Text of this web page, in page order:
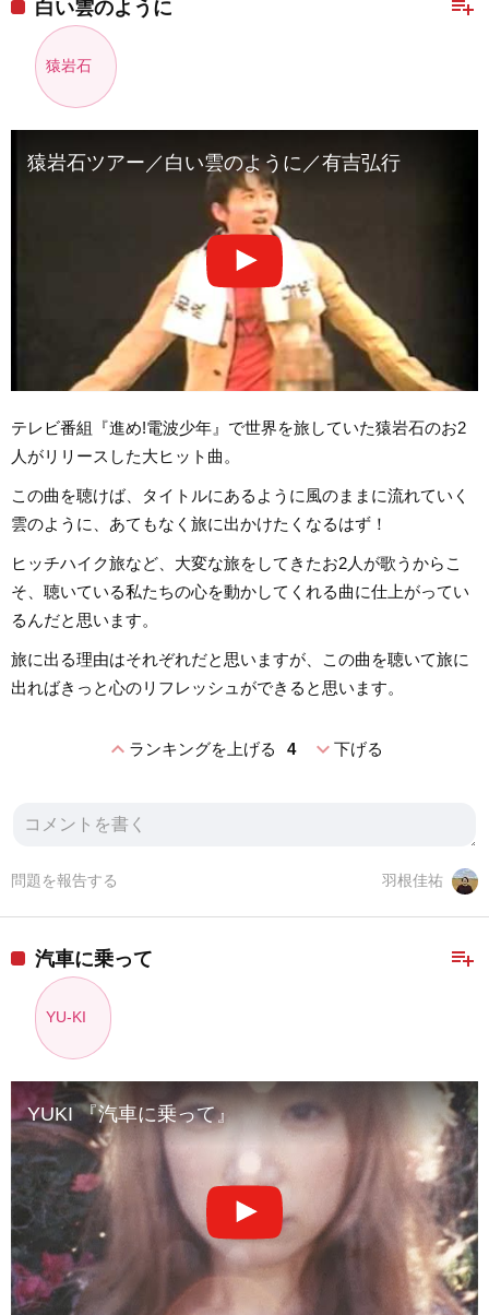
playlist_add
白い雲のように
猿岩石
猿岩石ツアー／白い雲のように／有吉弘行
テレビ番組『進め!電波少年』で世界を旅していた猿岩石のお2
人がリリースした大ヒット曲。
この曲を聴けば、タイトルにあるように風のままに流れていく
雲のように、あてもなく旅に出かけたくなるはず！
ヒッチハイク旅など、大変な旅をしてきたお2人が歌うからこ
そ、聴いている私たちの心を動かしてくれる曲に仕上がってい
るんだと思います。
旅に出る理由はそれぞれだと思いますが、この曲を聴いて旅に
出ればきっと心のリフレッシュができると思います。
expand_lessランキングを上げる 4 expand_more下げる
羽根佳祐
問題を報告する
playlist_add
汽車に乗って
YU-KI
YUKI 『汽車に乗って』